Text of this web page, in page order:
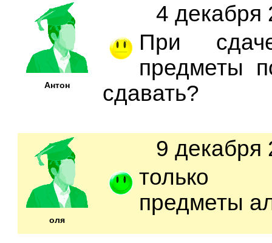
Антон
4 декабря
При
предметы
сдавать?
оля
9 декабря
только
предметы